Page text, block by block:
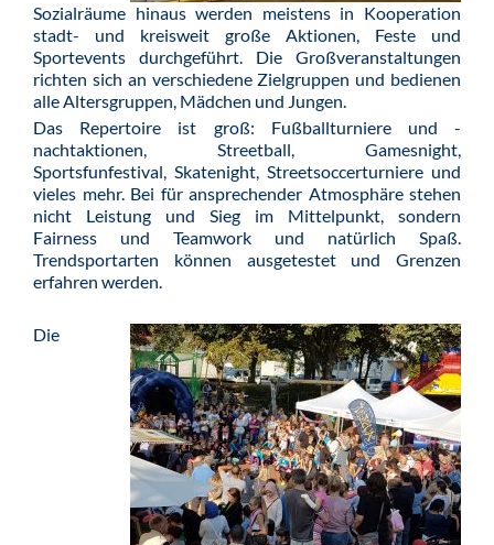
Sozialräume hinaus werden meistens in Kooperation
stadt- und kreisweit große Aktionen, Feste und
Sportevents durchgeführt. Die Großveranstaltungen
richten sich an verschiedene Zielgruppen und bedienen
alle Altersgruppen, Mädchen und Jungen.
Das Repertoire ist groß: Fußballturniere und -
nachtaktionen, Streetball, Gamesnight,
Sportsfunfestival, Skatenight, Streetsoccerturniere und
vieles mehr. Bei für ansprechender Atmosphäre stehen
nicht Leistung und Sieg im Mittelpunkt, sondern
Fairness und Teamwork und natürlich Spaß.
Trendsportarten können ausgetestet und Grenzen
erfahren werden.
Die